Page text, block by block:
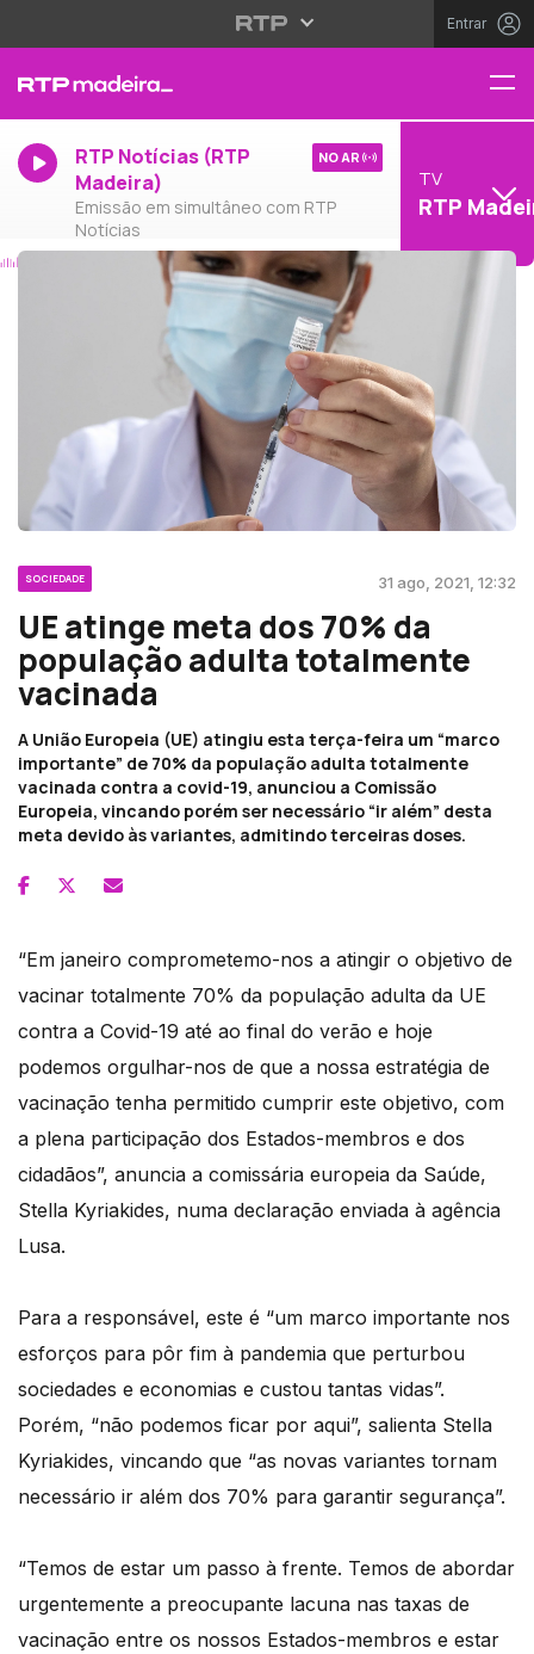
Entrar
RTP Notícias (RTP
Madeira)
Emissão em simultâneo com RTP
Notícias
NO AR
TV
RTP
SOCIEDADE 31 ago, 2021, 12:32
UE atinge meta dos 70% da
população adulta totalmente
vacinada
A União Europeia (UE) atingiu esta terça-feira um “marco
importante” de 70% da população adulta totalmente
vacinada contra a covid-19, anunciou a Comissão
Europeia, vincando porém ser necessário “ir além” desta
meta devido às variantes, admitindo terceiras doses.
“Em janeiro comprometemo-nos a atingir o objetivo de
vacinar totalmente 70% da população adulta da UE
contra a Covid-19 até ao final do verão e hoje
podemos orgulhar-nos de que a nossa estratégia de
vacinação tenha permitido cumprir este objetivo, com
a plena participação dos Estados-membros e dos
cidadãos”, anuncia a comissária europeia da Saúde,
Stella Kyriakides, numa declaração enviada à agência
Lusa.
Para a responsável, este é “um marco importante nos
esforços para pôr fim à pandemia que perturbou
sociedades e economias e custou tantas vidas”.
Porém, “não podemos ficar por aqui”, salienta Stella
Kyriakides, vincando que “as novas variantes tornam
necessário ir além dos 70% para garantir segurança”.
“Temos de estar um passo à frente. Temos de abordar
urgentemente a preocupante lacuna nas taxas de
vacinação entre os nossos Estados-membros e estar